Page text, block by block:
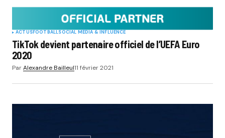
ACTUSFOOTBALLSOCIAL MÉDIA & INFLUENCE
TikTok devient partenaire officiel de l’UEFA Euro
2020
ParAlexandre Bailleul11 février 2021